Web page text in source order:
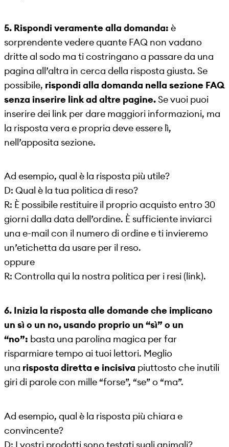
5. Rispondi veramente alla domanda: è
sorprendente vedere quante FAQ non vadano
dritte al sodo ma ti costringano a passare da una
pagina all’altra in cerca della risposta giusta. Se
possibile, rispondi alla domanda nella sezione FAQ
senza inserire link ad altre pagine. Se vuoi puoi
inserire dei link per dare maggiori informazioni, ma
la risposta vera e propria deve essere lì,
nell’apposita sezione.
Ad esempio, qual è la risposta più utile?
D: Qual è la tua politica di reso?
R: È possibile restituire il proprio acquisto entro 30
giorni dalla data dell’ordine. È sufficiente inviarci
una e-mail con il numero di ordine e ti invieremo
un’etichetta da usare per il reso.
oppure
R: Controlla qui la nostra politica per i resi (link).
6. Inizia la risposta alle domande che implicano
un sì o un no, usando proprio un “sì” o un
“no”: basta una parolina magica per far
risparmiare tempo ai tuoi lettori. Meglio
una risposta diretta e incisiva piuttosto che inutili
giri di parole con mille “forse”, “se” o “ma”.
Ad esempio, qual è la risposta più chiara e
convincente?
D: I vostri prodotti sono testati sugli animali?